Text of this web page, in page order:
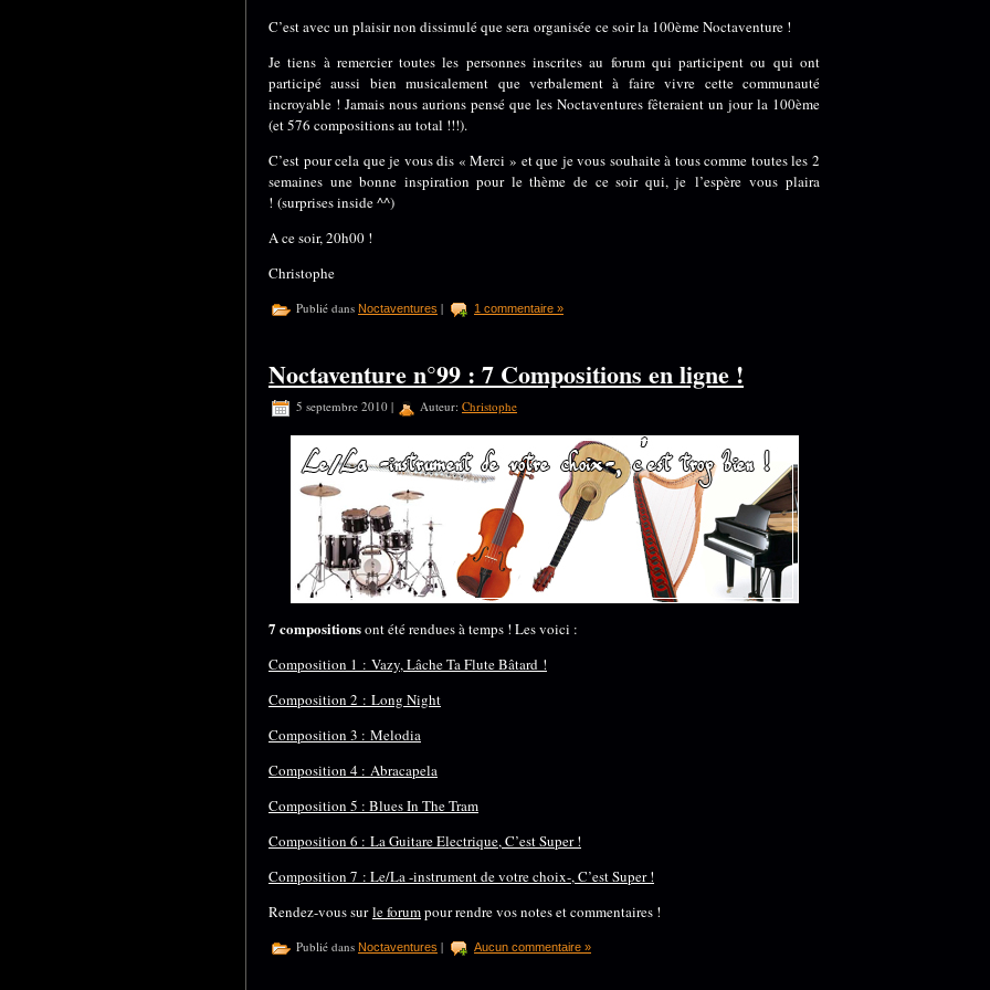
C’est avec un plaisir non dissimulé que sera organisée ce soir la 100ème Noctaventure !
Je tiens à remercier toutes les personnes inscrites au forum qui participent ou qui ont
participé aussi bien musicalement que verbalement à faire vivre cette communauté
incroyable ! Jamais nous aurions pensé que les Noctaventures fêteraient un jour la 100ème
(et 576 compositions au total !!!).
C’est pour cela que je vous dis « Merci » et que je vous souhaite à tous comme toutes les 2
semaines une bonne inspiration pour le thème de ce soir qui, je l’espère vous plaira
! (surprises inside ^^)
A ce soir, 20h00 !
Christophe
Publié dans Noctaventures | 1 commentaire »
Noctaventure n°99 : 7 Compositions en ligne !
5 septembre 2010 | Auteur: Christophe
7 compositionsont été rendues à temps ! Les voici :
Composition 1 : Vazy, Lâche Ta Flute Bâtard !
Composition 2 : Long Night
Composition 3 : Melodia
Composition 4 : Abracapela
Composition 5 : Blues In The Tram
Composition 6 : La Guitare Electrique, C’est Super !
Composition 7 : Le/La -instrument de votre choix-, C’est Super !
Rendez-vous surle forumpour rendre vos notes et commentaires !
Publié dans Noctaventures | Aucun commentaire »